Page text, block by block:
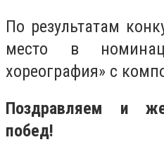
По результатам
место в
хореография» с
Поздравляем и
побед!